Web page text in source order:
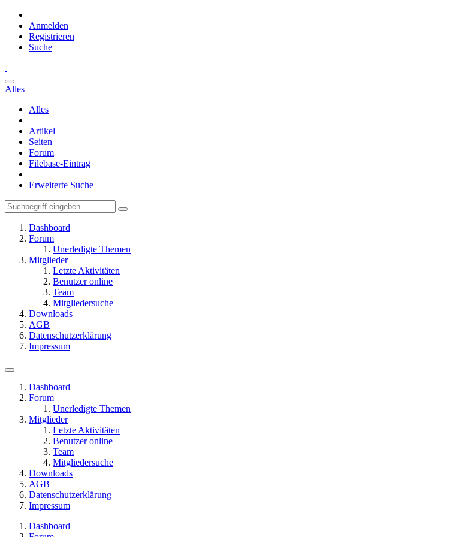
Anmelden
Registrieren
Suche
Alles
Alles
Artikel
Seiten
Forum
Filebase-Eintrag
Erweiterte Suche
Dashboard
Forum
Unerledigte Themen
Mitglieder
Letzte Aktivitäten
Benutzer online
Team
Mitgliedersuche
Downloads
AGB
Datenschutzerklärung
Impressum
Dashboard
Forum
Unerledigte Themen
Mitglieder
Letzte Aktivitäten
Benutzer online
Team
Mitgliedersuche
Downloads
AGB
Datenschutzerklärung
Impressum
Dashboard